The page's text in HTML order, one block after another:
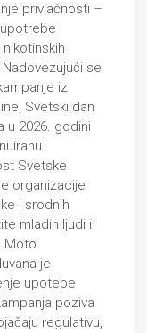
privlačnosti –
nikotinskih
se
iz
Svetski dan
u 2026. godini
Svetske
organizacije
i srodnih
mladih ljudi i
Moto
je
upotebe
poziva
regulativu,